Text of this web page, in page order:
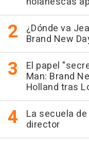
¿Dónde va
Brand New
El papel
Man: Brand
Holland tras
La secuela
director